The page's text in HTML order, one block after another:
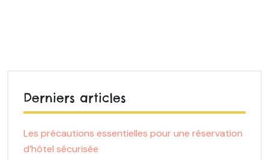
Derniers articles
Les précautions essentielles pour une réservation
d’hôtel sécurisée